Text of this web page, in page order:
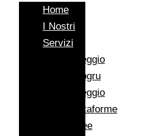
Home
I Nostri
Servizi
Noleggio
Autogru
Noleggio
Piattaforme
Aeree